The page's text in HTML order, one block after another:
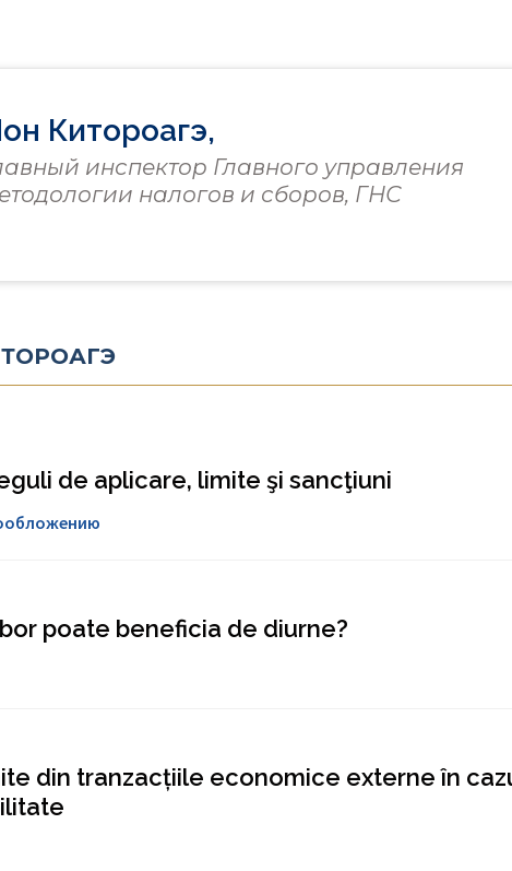
Китороагэ,
инспектор Главного управления
налогов и сборов, ГНС
de aplicare, limite şi sancţiuni
poate beneficia de diurne?
din tranzacțiile economice externe în